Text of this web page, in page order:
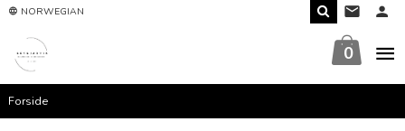
Gå
innholdet
NORWEGIAN
0
Forside